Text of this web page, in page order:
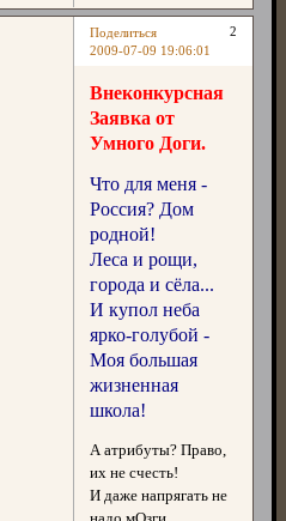
Поделиться
2
2009-07-09 19:06:01
Внеконкурсная
Заявка от
Умного Доги.
Что для меня -
Россия? Дом
родной!
Леса и рощи,
города и сёла...
И купол неба
ярко-голубой -
Моя большая
жизненная
школа!
А атрибуты? Право,
их не счесть!
И даже напрягать не